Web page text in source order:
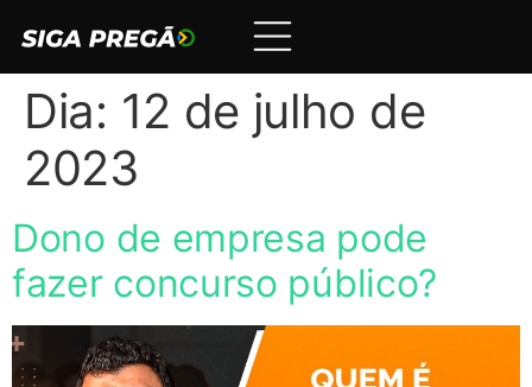
Dia: 12 de julho de
2023
Dono de empresa pode
fazer concurso público?